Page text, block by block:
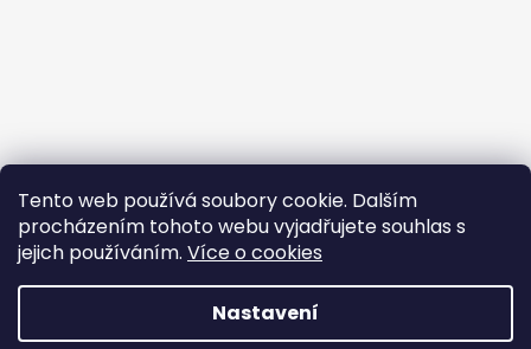
Tento web používá soubory cookie. Dalším
procházením tohoto webu vyjadřujete souhlas s
jejich používáním. Více o cookies
Nastavení
Vytvořil Shoptet
BROJIR.EU - prodej,servis zahradní